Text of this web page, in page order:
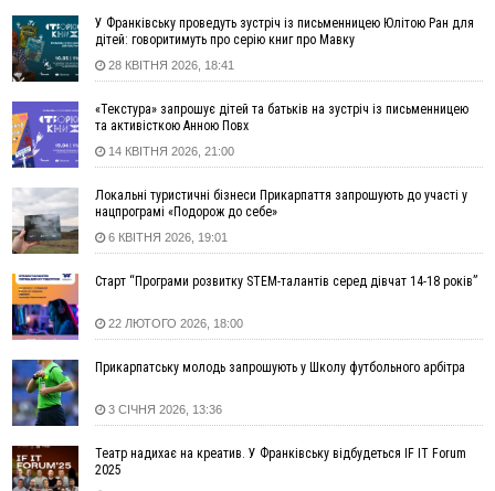
у полі невідому речовину
12:29
У МОЗ змінили підхід до госпіталізації та оновили правила
роботи стаціонарів
русло Золотої Липи та облаштували переправу
11:44
рекорди
11:17
Росія вдарила по Харкову "Бандероллю": є постраждалі,
пошкоджено цивільне підприємство
10:54
Верховний суд повернув державі 1,5 га лісу із трьома
10:10
На Каскаді замість веж планують зробити сквер з
дитмайданчиком
09:31
На Верховинщині під час пожежі будинку травмувалась
жінка
09:09
ВІДЕО
України
нетверезих водіїв
08:08
рф масовано атакувала Київ та область: 14 загиблих,
У Франківську проведуть зустріч із письменницею Юлітою Ран для
дітей: говоритимуть про серію книг про Мавку
28 КВІТНЯ 2026, 18:41
«Текстура» запрошує дітей та батьків на зустріч із письменницею
та активісткою Анною Повх
14 КВІТНЯ 2026, 21:00
Локальні туристичні бізнеси Прикарпаття запрошують до участі у
нацпрограмі «Подорож до себе»
6 КВІТНЯ 2026, 19:01
Старт “Програми розвитку STEM-талантів серед дівчат 14-18 років”
22 ЛЮТОГО 2026, 18:00
Прикарпатську молодь запрошують у Школу футбольного арбітра
3 СІЧНЯ 2026, 13:36
Театр надихає на креатив. У Франківську відбудеться IF IT Forum
2025